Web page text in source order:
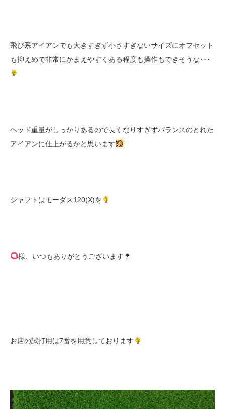
飛び系アイアンでも大きすぎず小さすぎないサイズにオフセット
も抑えめで非常にかまえやすくある程度も操作もできそうな･･･
ヘッド重量がしっかりあるので長くなりすぎずバランスのとれた
アイアンに仕上がるかと思います
シャフトはモーダス120(X)を
様、いつもありがとうございます
お店の試打用は7番を用意しております